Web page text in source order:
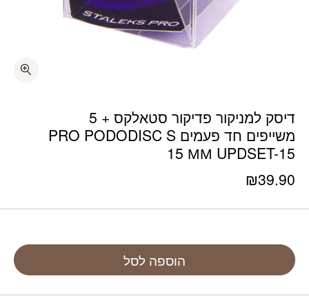
דיסק למניקור פדיקור סטאלקס + 5
משייפים חד פעמים PRO PODODISC S
15 ММ UPDSET-15
₪39.90
הוספה לסל